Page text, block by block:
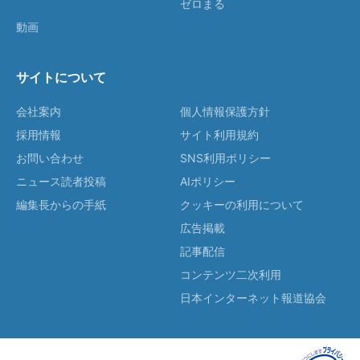
動画
ゼロまる
サイトについて
会社案内
採用情報
お問い合わせ
ニュース読者投稿
編集長からの手紙
個人情報保護方針
サイト利用規約
SNS利用ポリシー
AIポリシー
クッキーの利用について
広告掲載
記事配信
コンテンツ二次利用
日本インターネット報道協会